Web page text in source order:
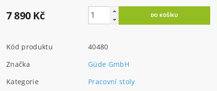
7 890 Kč
Kód produktu
40480
Značka
Güde GmbH
Kategorie
Pracovní stoly